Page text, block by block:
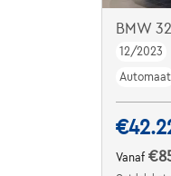
BMW
12/2023
Automaat
Vanaf